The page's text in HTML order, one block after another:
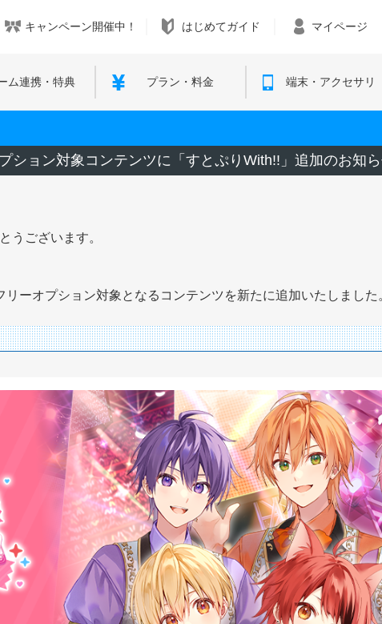
キャンペーン開催中！ はじめてガイド マイページ
ム連携・特典 プラン・料金 端末・アクセサリ
ション対象コンテンツに「すとぷりWith!!」追加のお知
うございます。
ーオプション対象となるコンテンツを新たに追加いたしました